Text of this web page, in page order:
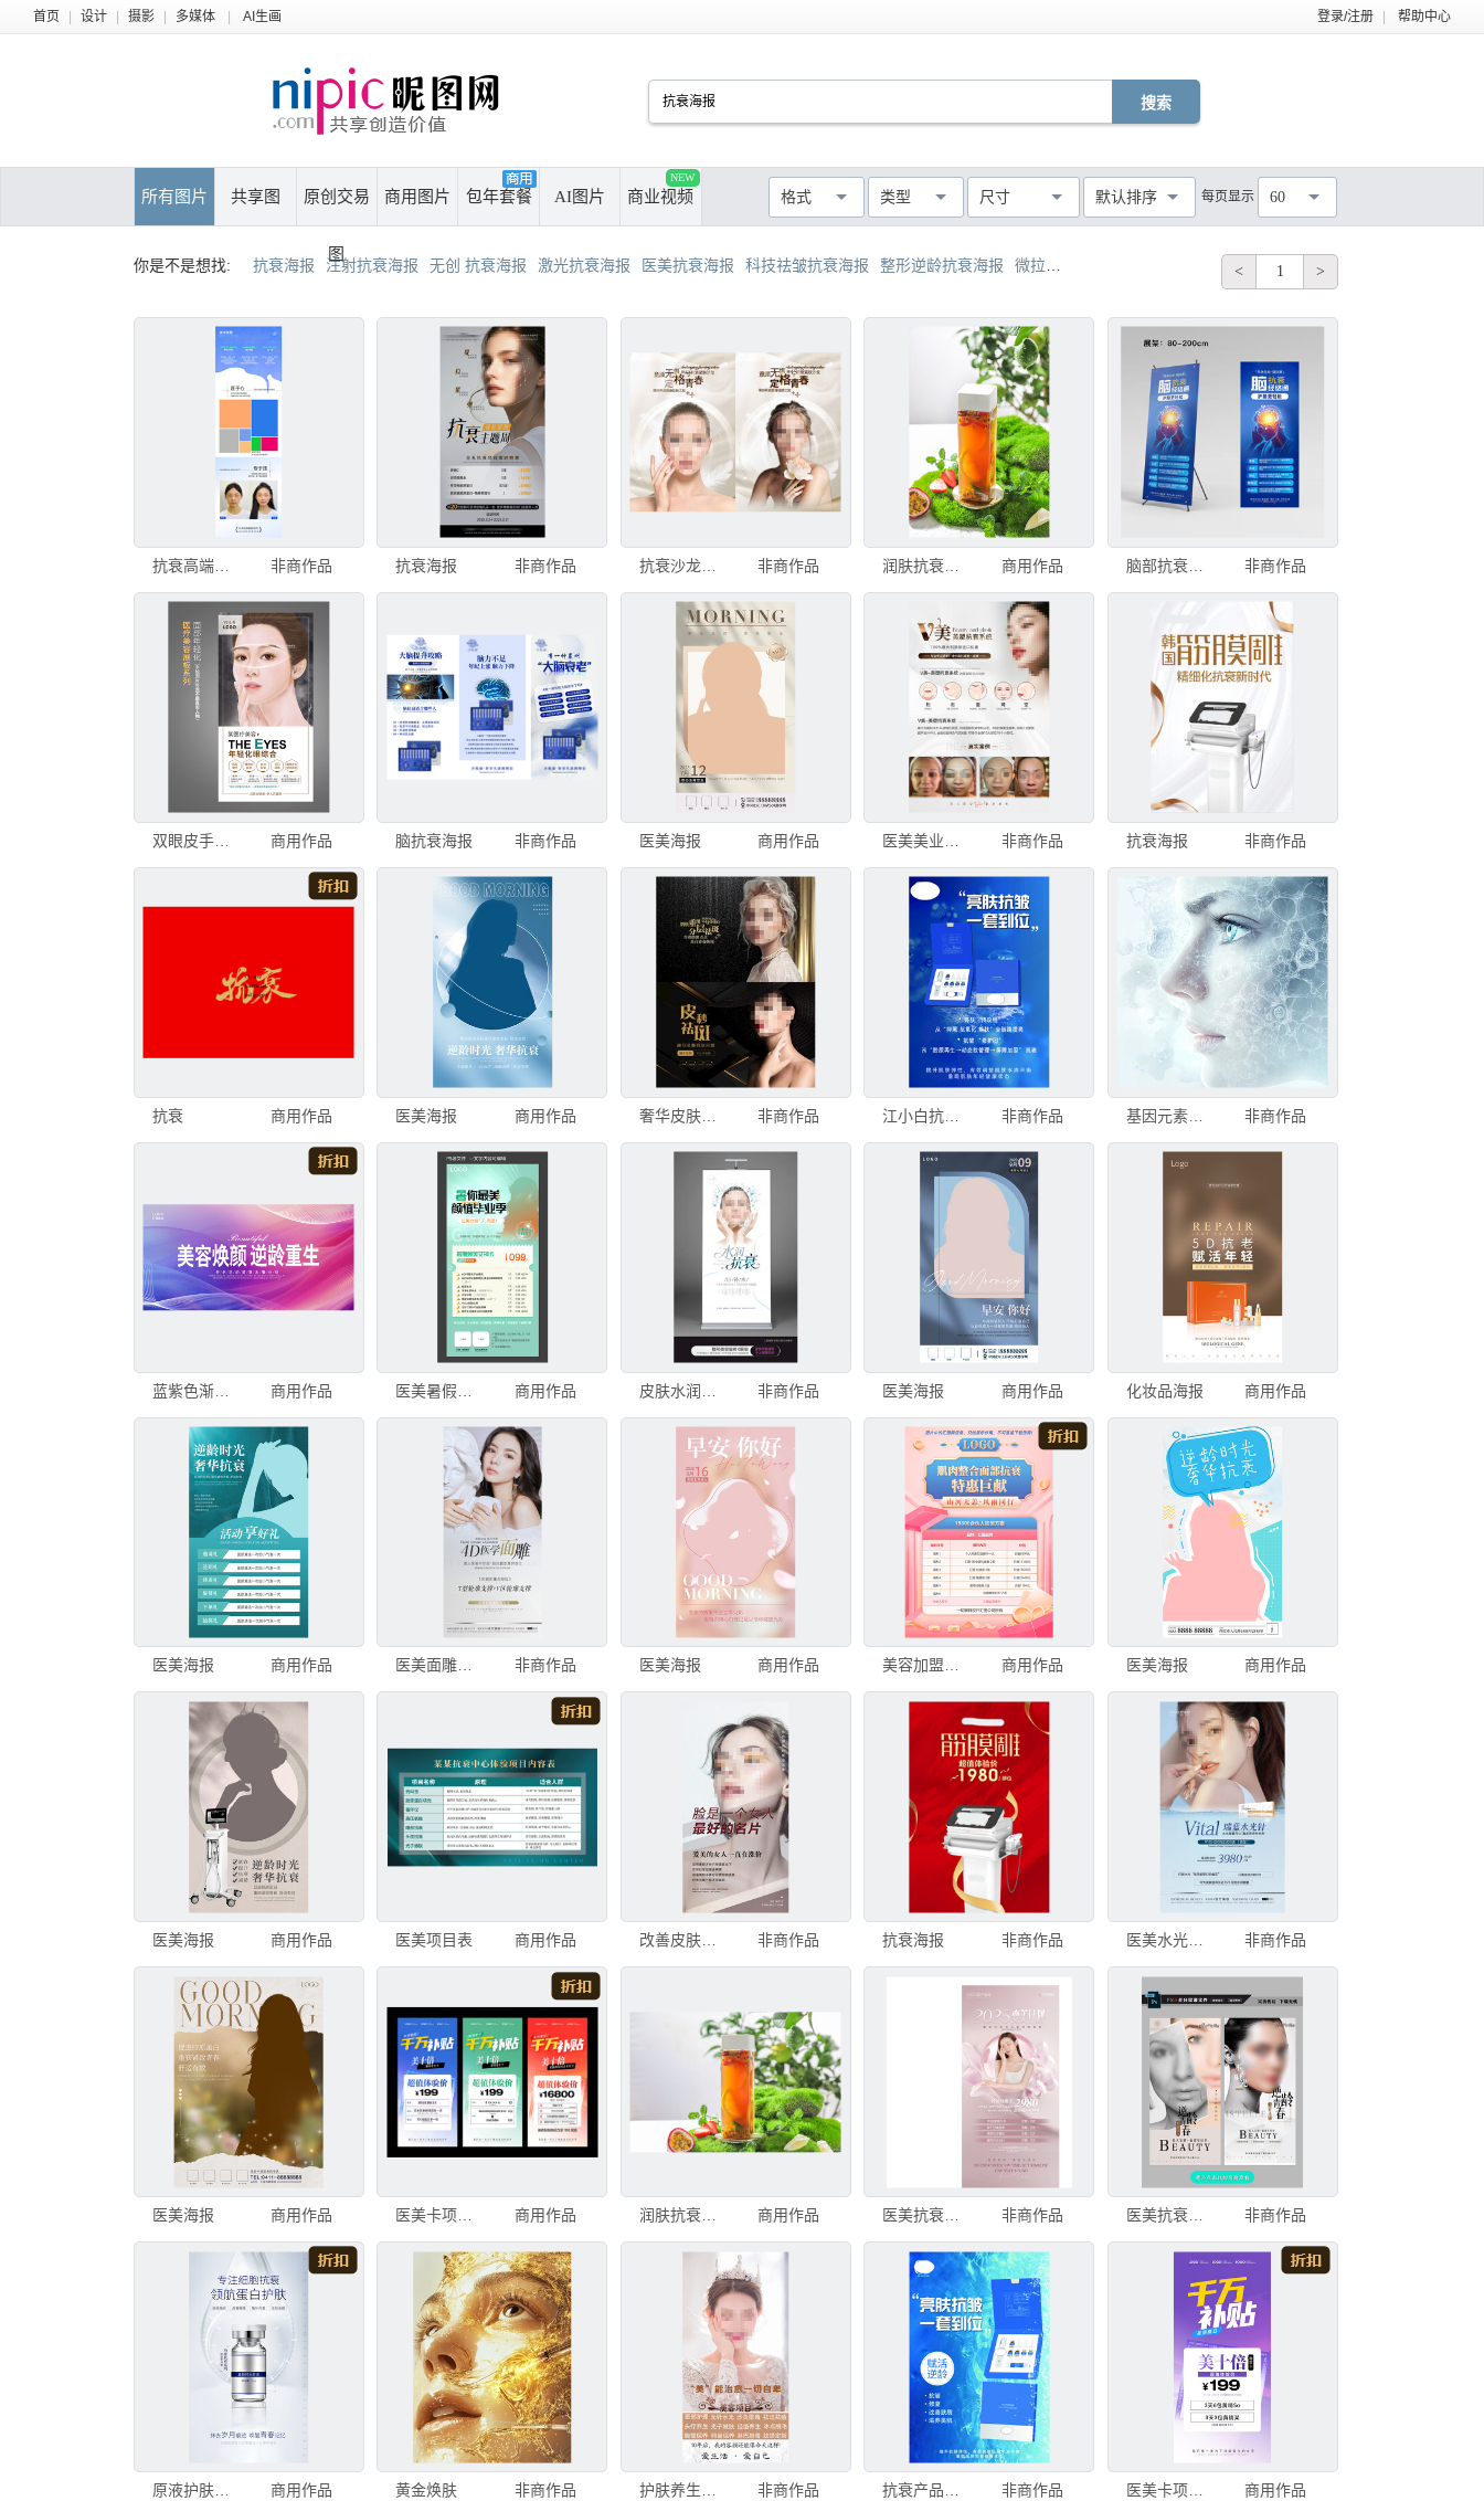
首页 设计 摄影 多媒体 AI生画 登录/注册 帮助中心
所有图片 共享图 原创交易
图
商用图片 包年套餐 AI图片 商业视频
NEW
60
每页显示
默认排序
像素
>50cm
>300cm
尺寸
类型
CDR AI PPT EPS TIF PDF JPG C4D
AVI WMF MOV AEP VSP 不限
格式
你是不是想找: 抗衰海报 注射抗衰海报 无创 抗衰海报 激光抗衰海报 医美抗衰海报 科技祛皱抗衰海报 整形逆龄抗衰海报 微拉美除皱抗衰海报 缤诺丝逆龄抗衰海报 化妆品抗衰海报
< 1 >
抗衰高端海报 非商作品 抗衰海报 非商作品 抗衰沙龙海报 非商作品 商用作品 脑部抗衰美容海报展板展架 非商作品
双眼皮手绘海报展板 商用作品 脑抗衰海报 非商作品 医美海报 商用作品 非商作品 抗衰海报 非商作品
抗衰 商用作品 医美海报 商用作品 奢华皮肤抗衰海报 非商作品 非商作品 基因元素高科技护肤 非商作品
蓝紫色渐变医美美容焕颜宣传展板 商用作品 商用作品 非商作品 医美海报 商用作品 化妆品海报 商用作品
医美海报 商用作品 医美面雕抗衰海报 非商作品 医美海报 商用作品 美容加盟海报 商用作品 医美海报 商用作品
医美海报 商用作品 医美项目表 商用作品 改善皮肤补水科技抗衰美容海报 非商作品 抗衰海报 非商作品 医美水光针抗衰海报 非商作品
医美海报 商用作品 商用作品 润肤抗衰果茶 商用作品 非商作品 医美抗衰活动海报 非商作品
原液护肤品海报 商用作品 黄金焕肤 非商作品 非商作品 非商作品 医美卡项促销活动海报 商用作品